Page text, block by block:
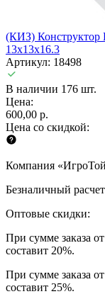
(КИЗ) Конструктор
13x13x16.3
Артикул: 18498
В наличии 176 шт.
Цена:
600,00 р.
Цена со скидкой:
Компания
Безналичный
Оптовые скидки:
При сумме заказа
составит 20%.
При сумме заказа
составит 25%.